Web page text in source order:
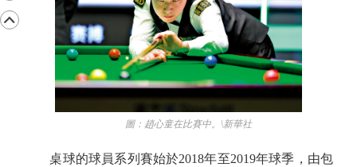
圖：趙心童在比賽中。\新華社
桌球的球員系列賽始於2018年至2019年球季，由包